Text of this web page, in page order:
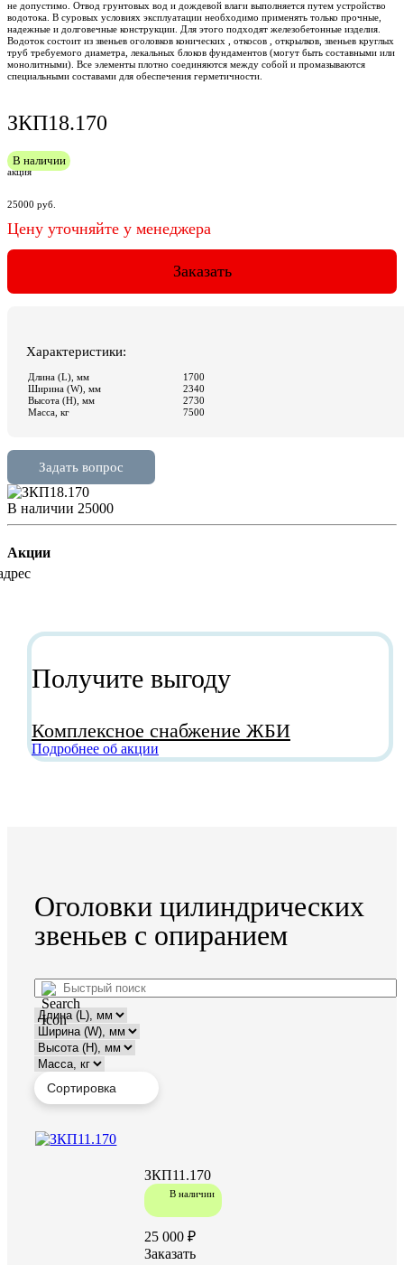
В наличии 25000
Акции
Получите выгоду
Комплексное снабжение ЖБИ
Подробнее об акции
Оголовки цилиндрических
звеньев с опиранием
В наличии
ЗКП11.170
25 000 ₽
Заказать